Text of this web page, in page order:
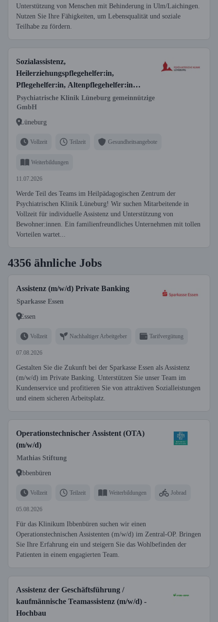
Unterstützung von Menschen mit Behinderung in Ulm/Laichingen.
Nutzen Sie Ihre Fähigkeiten, um Lebensqualität und soziale
Teilhabe zu fördern.
Sozialassistenz,
Heilerziehungspflegehelfer:in,
Pflegehelfer:in, Altenpflegehelfer:in
Wohngruppen
Psychiatrische Klinik Lüneburg gemeinnützige
GmbH
Lüneburg
Vollzeit Teilzeit Gesundheitsangebote
Weiterbildungen
11.07.2026
Werde Teil des Teams im Heilpädagogischen Zentrum der
Psychiatrischen Klinik Lüneburg! Wir suchen Mitarbeitende in
Vollzeit für individuelle Assistenz und Unterstützung von
Bewohner:innen. Ein familienfreundliches Unternehmen mit tollen
Vorteilen wartet...
4356 ähnliche Jobs
Assistenz (m/w/d) Private Banking
Sparkasse Essen
Essen
Vollzeit Nachhaltiger Arbeitgeber Tarifvergütung
07.08.2026
Gestalten Sie die Zukunft bei der Sparkasse Essen als Assistenz
(m/w/d) im Private Banking. Unterstützen Sie unser Team im
Kundenservice und profitieren Sie von attraktiven Sozialleistungen
und einem sicheren Arbeitsplatz.
Operationstechnischer Assistent (OTA)
(m/w/d)
Mathias Stiftung
Ibbenbüren
Vollzeit Teilzeit Weiterbildungen Jobrad
05.08.2026
Für das Klinikum Ibbenbüren suchen wir einen
Operationstechnischen Assistenten (m/w/d) im Zentral-OP. Bringen
Sie Ihre Erfahrung ein und steigern Sie das Wohlbefinden der
Patienten in einem engagierten Team.
Assistenz der Geschäftsführung /
kaufmännische Teamassistenz (m/w/d) -
Hochbau